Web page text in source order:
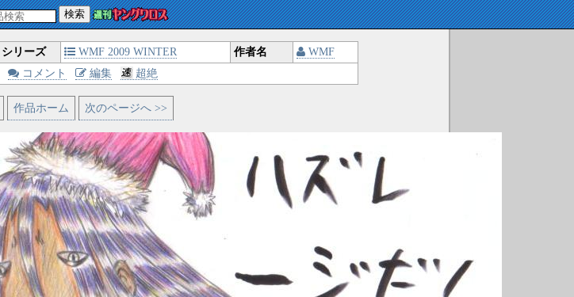
検索
シリーズ WMF 2009 WINTER 作者名
WMF
コメント 編集 超絶
作品ホーム 次のページへ >>